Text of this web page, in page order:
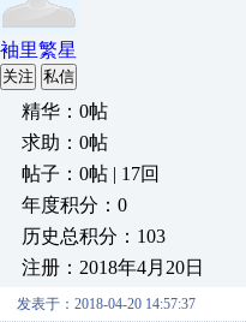
袖里繁星
关注 私信
精华：0帖
求助：0帖
帖子：0帖 | 17回
年度积分：0
历史总积分：103
注册：2018年4月20日
发表于：2018-04-20 14:57:37